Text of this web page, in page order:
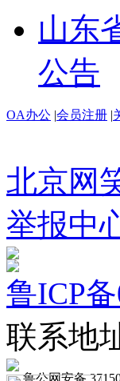
山东
公告
OA办公 |会员注册 |
北京网
举报中
鲁ICP
联系地
鲁公网安备